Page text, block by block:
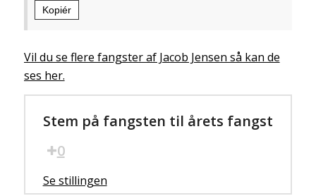
Kopiér
Vil du se flere fangster af Jacob Jensen så kan de
ses her.
Stem på fangsten til årets fangst
0
Se stillingen